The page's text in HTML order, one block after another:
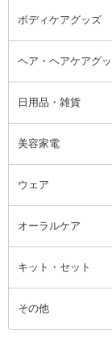
その他香水・ヘアフ
バスソルト
メイクアップ・ケア
コットン・綿棒
洗顔グッズ
ブラシ・チップ
ツィザー・毛抜き
カミソリ
ファンデーション・
ス
ミラー・鏡
ボディケアグッズ
ボディケアグッズ全
マッサージ・ボディ
かかと・角質ケアグッ
絆創膏
ヘア・ヘアケアグ
ヘア・ヘアケアグッ
ヘアゴム
ヘアバンド
ヘッドマッサージブラ
日用品・雑貨
日用品・雑貨全て
柔軟剤
ルームフレグランス
ザー
アロマキャンドル
消臭剤・芳香剤
美容家電
美容家電全て
ボディケア美容家電
その他美容家電
ウェア
ウェア全て
レッグウェア
オーラルケア
オーラルケア全て
歯ブラシ
キット・セット
キット・セット全て
その他